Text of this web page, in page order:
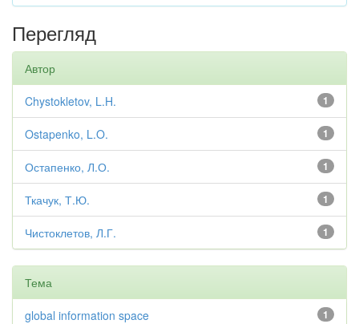
Перегляд
Автор
1
Chystokletov, L.H.
1
Ostapenko, L.O.
1
Остапенко, Л.О.
1
Ткачук, Т.Ю.
1
Чистоклетов, Л.Г.
Тема
1
global information space